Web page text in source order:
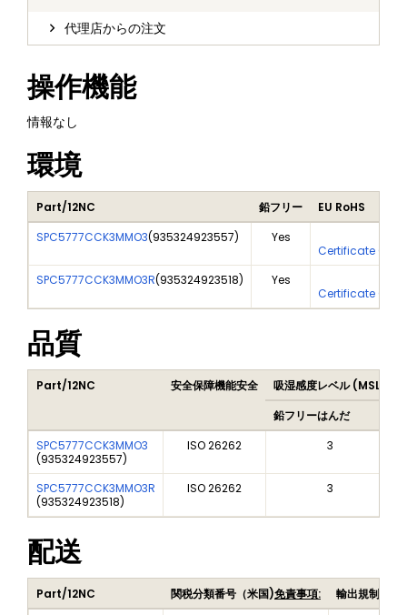
代理店からの注文
操作機能
情報なし
環境
Part/12NC 鉛フリー
EU RoHS
SPC5777CCK3MMO3(935324923557) Yes
Certificate Of
SPC5777CCK3MMO3R(935324923518) Yes
Certificate Of
品質
Part/12NC 安全保障機能安全 吸湿感度レベル (MSL)
鉛フリーはんだ
SPC5777CCK3MMO3
(935324923557)
ISO 26262 3
SPC5777CCK3MMO3R
(935324923518)
ISO 26262 3
配送
Part/12NC 関税分類番号（米国)免責事項:
輸出規制品目